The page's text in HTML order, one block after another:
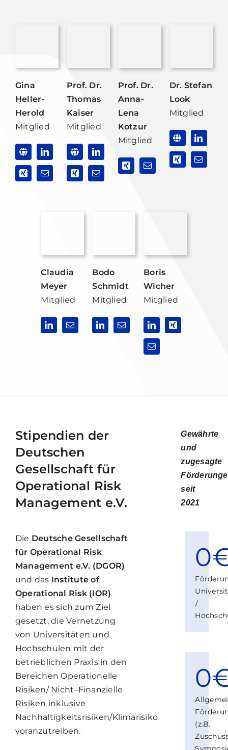
Gina
Heller-
Herold
Mitglied
Prof. Dr.
Thomas
Kaiser
Mitglied
Prof. Dr.
Anna-
Lena
Kotzur
Mitglied
Dr. Stefan
Look
Mitglied
Claudia
Meyer
Mitglied
Bodo
Schmidt
Mitglied
Boris
Wicher
Mitglied
Stipendien der
Deutschen
Gesellschaft für
Operational Risk
Management e.V.
Gewährte
und
zugesagte
seit
2021
Die Deutsche Gesellschaft
für Operational Risk
Management e.V. (DGOR)
und das Institute of
Operational Risk (IOR)
haben es sich zum Ziel
gesetzt, die Vernetzung
von Universitäten und
Hochschulen mit der
betrieblichen Praxis in den
Bereichen Operationelle
Risiken/ Nicht–Finanzielle
Risiken inklusive
Nachhaltigkeitsrisiken/Klimarisiko
voranzutreiben.
0
/
0
(z.B.